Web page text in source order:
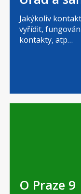
Jakýkoliv
vyřídit,
kontakty, atp…
O Praze 9